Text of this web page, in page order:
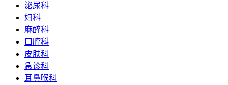
泌尿科
妇科
麻醉科
口腔科
皮肤科
急诊科
耳鼻喉科